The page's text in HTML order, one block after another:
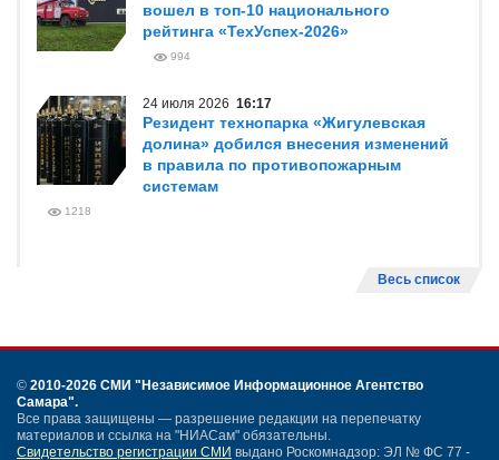
вошел в топ-10 национального
рейтинга «ТехУспех-2026»
994
24 июля 2026 16:17
Резидент технопарка «Жигулевская
долина» добился внесения изменений
в правила по противопожарным
системам
1218
Весь список
© 2010-2026 СМИ "Независимое Информационное Агентство
Самара".
Все права защищены — разрешение редакции на перепечатку
материалов и ссылка на "НИАСам" обязательны.
Свидетельство регистрации СМИ выдано Роскомнадзор: ЭЛ № ФС 77 -